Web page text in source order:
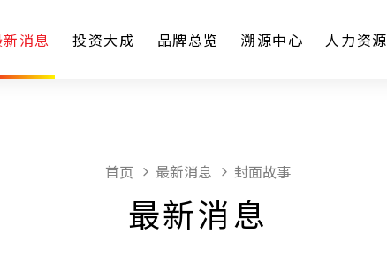
消息 投资大成 品牌总览 溯源中心 人力资源
首页 最新消息 封面故事
最新消息